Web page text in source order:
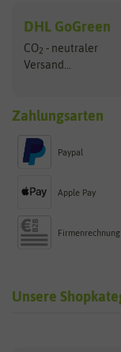
DHL GoGreen
CO2 - neutraler
Versand...
Zahlungsarten
Paypal
Apple Pay
Firmenrechnung
Unsere